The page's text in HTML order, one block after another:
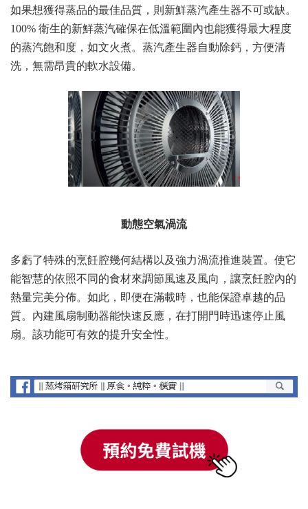
如果想獲得蒸品的最佳品質，則新鮮蒸汽產生器不可或缺。
100% 衛生的新鮮蒸汽確保在低溫範圍內也能獲得最大程度
的蒸汽飽和度，如文火煮。蒸汽產生器自動除鈣，方便清
洗，無需昂貴的軟水設備。
動態空氣渦流
多虧了特殊的烹飪腔幾何結構以及強力渦流推進裝置。使它
能智慧的依照不同的食材來調節風速及風向，讓烹飪腔內的
熱量完美分佈。如此，即便在滿載時，也能保證卓越的品
質。內建風扇制動器能快速反應，在打開門時迅速停止風
扇。該功能可有效的提升安全性。